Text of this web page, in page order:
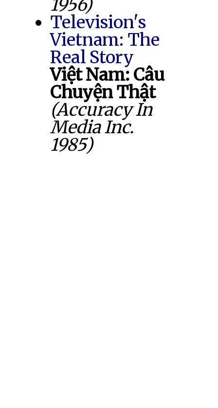
1956)
Television's
Vietnam: The
Real Story
Việt Nam: Câu
Chuyện Thật
(Accuracy In
Media Inc.
1985)